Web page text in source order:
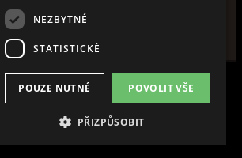
pak nejpozději do
NEZBYTNÉ
STATISTICKÉ
POVOLIT VŠE
POUZE NUTNÉ
PŘIZPŮSOBIT